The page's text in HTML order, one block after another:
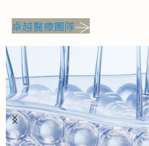
卓越醫療團隊